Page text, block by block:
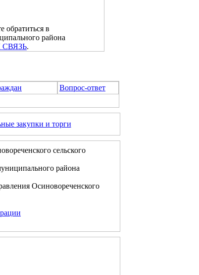
обратиться в
района
.
Вопрос-ответ
закупки и торги
сельского
района
Осиновореченского